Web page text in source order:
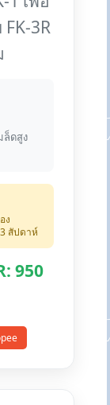
3R
ล็ดสูง
ง
3 สัปดาห์
950